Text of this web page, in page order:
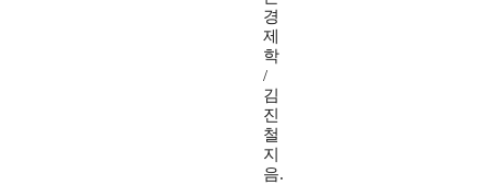
경
제
학
/
김
진
철
지
음.